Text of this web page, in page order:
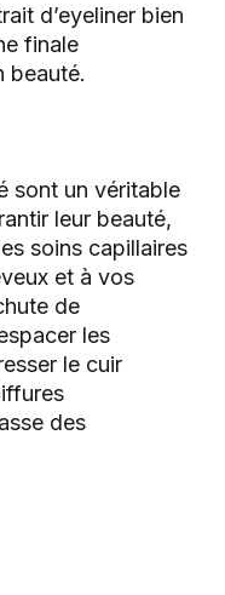
d’eyeliner bien
finale
beauté.
sont un véritable
leur beauté,
soins capillaires
et à vos
de
les
le cuir
des